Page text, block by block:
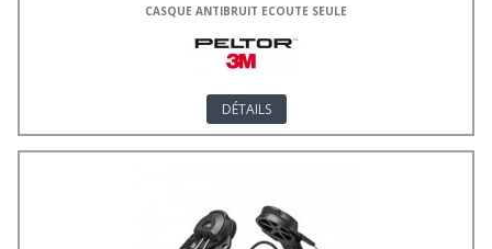
CASQUE ANTIBRUIT ECOUTE SEULE
DÉTAILS